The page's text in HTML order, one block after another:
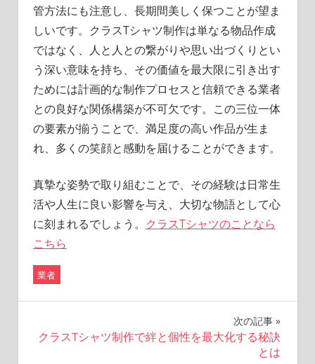
管方法にも注意し、長期間美しく保つことが望ま
しいです。クラスTシャツ制作は単なる物品作成
ではなく、人と人との繋がりや思い出づくりとい
う深い意味を持ち、その価値を最大限に引き出す
ためには計画的な制作プロセスと信頼できる業者
との良好な関係構築が不可欠です。この三位一体
の要素が揃うことで、満足度の高い作品が生ま
れ、多くの笑顔と感動を届けることができます。
真摯な姿勢で取り組むことで、その経験は日常生
活や人生に良い影響を与え、大切な物語として心
に刻まれるでしょう。 クラスTシャツのことなら
こちら
業者
投
次の記事
クラスTシャツ制作で絆と個性を最大化する秘訣
とは